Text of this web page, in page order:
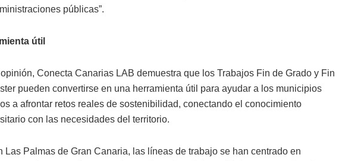
públicas”.
útil
Conecta Canarias LAB demuestra que los Trabajos Fin de Grado y Fin
pueden convertirse en una herramienta útil para ayudar a los municipios
a afrontar retos reales de sostenibilidad, conectando el conocimiento
con las necesidades del territorio.
Las Palmas de Gran Canaria, las líneas de trabajo se han centrado en